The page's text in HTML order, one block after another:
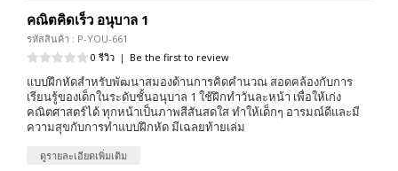
คณิตคิดเร็ว อนุบาล 1
รหัสสินค้า : P-YOU-661
0 รีวิว | Be the first to review
แบบฝึกหัดสำหรับพัฒนาสมองด้านการคิดคำนวณ สอดคล้องกับการ
เรียนรู้ของเด็กในระดับชั้นอนุบาล 1 ใช้ฝึกทำวันละหน้า เพื่อให้เก่ง
คณิตศาสตร์ได้ ทุกหน้าเป็นภาพสีสันสดใส ทำให้เด็กๆ อารมณ์ดีและมี
ความสุขกับการทำแบบฝึกหัด มีเฉลยท้ายเล่ม
ดูรายละเอียดเพิ่มเติม